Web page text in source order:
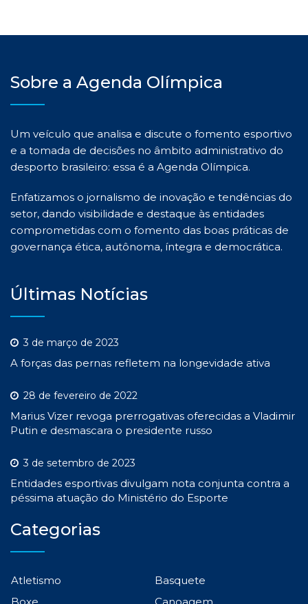
Sobre a Agenda Olímpica
Um veículo que analisa e discute o fomento esportivo
e a tomada de decisões no âmbito administrativo do
desporto brasileiro: essa é a Agenda Olímpica.
Enfatizamos o jornalismo de inovação e tendências do
setor, dando visibilidade e destaque às entidades
comprometidas com o fomento das boas práticas de
governança ética, autônoma, íntegra e democrática.
Últimas Notícias
3 de março de 2023
A forças das pernas refletem na longevidade ativa
28 de fevereiro de 2022
Marius Vizer revoga prerrogativas oferecidas a Vladimir
Putin e desmascara o presidente russo
3 de setembro de 2023
Entidades esportivas divulgam nota conjunta contra a
péssima atuação do Ministério do Esporte
Categorias
Atletismo
Basquete